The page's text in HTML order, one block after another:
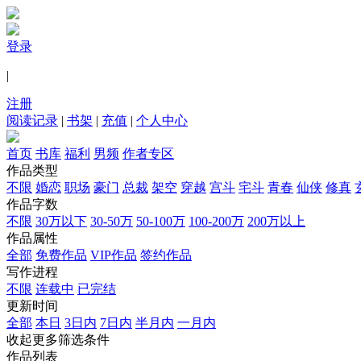
登录
|
注册
阅读记录 | 书架 | 充值 | 个人中心
首页 书库 福利 男频 作者专区
作品类型
不限 婚恋 职场 豪门 总裁 架空 穿越 宫斗 宅斗 青春 仙侠 修真
作品字数
不限 30万以下 30-50万 50-100万 100-200万 200万以上
作品属性
全部 免费作品 VIP作品 签约作品
写作进程
不限 连载中 已完结
更新时间
全部 本日 3日内 7日内 半月内 一月内
收起更多筛选条件
作品列表